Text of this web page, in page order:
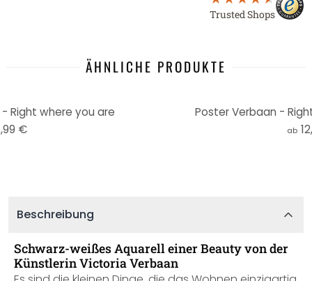
Trusted Shops
ÄHNLICHE PRODUKTE
Right where you are
€
Poster Verbaan -
ab
Beschreibung
Schwarz-weißes Aquarell einer Beauty von der
Künstlerin Victoria Verbaan